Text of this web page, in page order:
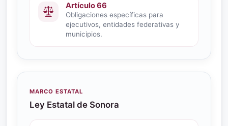
Artículo 66
Obligaciones específicas para
ejecutivos, entidades federativas y
municipios.
MARCO ESTATAL
Ley Estatal de Sonora